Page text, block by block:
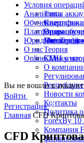
Условия
Типы
Аналитика
Обучение
Глоссарий
Теория
Платформы
MetaTrader
Юридические
О нас
СМИ о нас
О
Новости
Контакты
Политика
ForexBy 10
Компания
Online-TV
Вы не вошли в аккаунт
Войти
Регистрация
Главная CFD
CFD